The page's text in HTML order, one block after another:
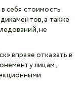
себя стоимость
а также
не
вправе отказать в
лицам,